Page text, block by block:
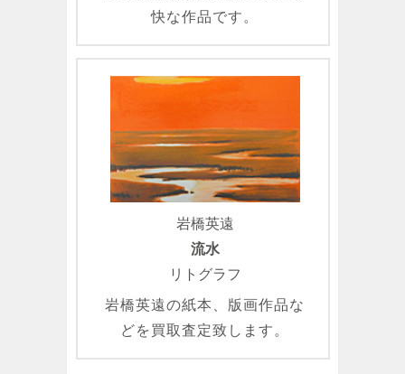
快な作品です。
岩橋英遠
流水
リトグラフ
岩橋英遠の紙本、版画作品な
どを買取査定致します。